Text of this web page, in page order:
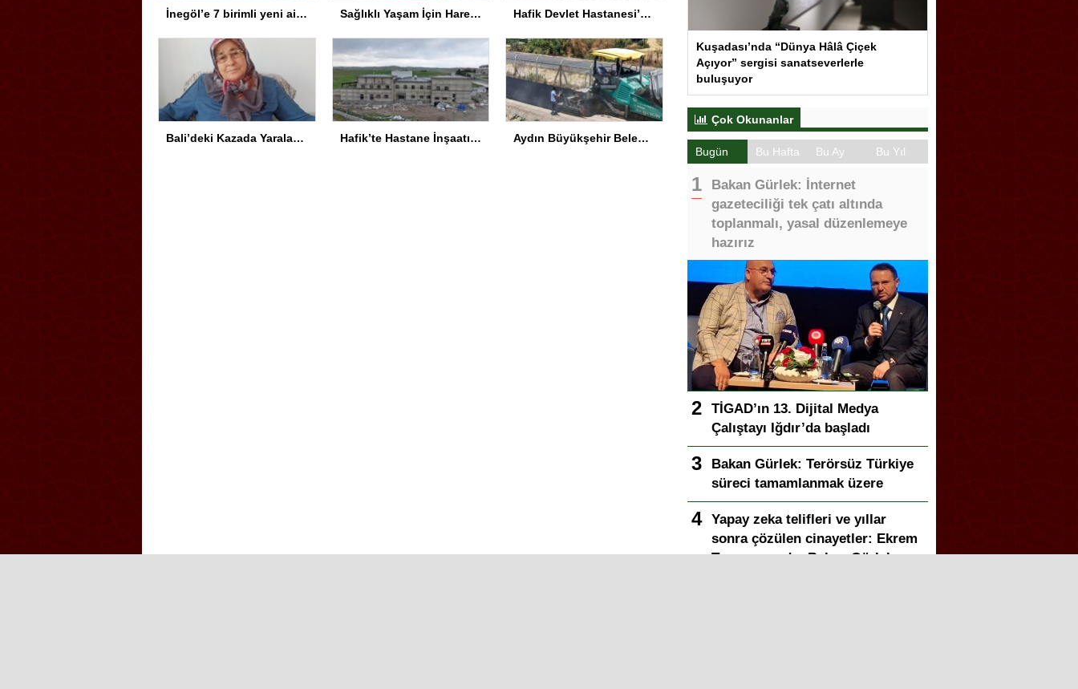
İnegöl’e 7 birimli yeni aile sağlığı merkezi için protokol imzalandı Sağlıklı Yaşam İçin Hareket Yaşı Testleri Hafik Devlet Hastanesi’nde İnşaat Tamamlanıyor
Bali’deki Kazada Yaralanan Genç Türkiye’ye Getirildi Hafik’te Hastane İnşaatı Yüzde 87 Tamamlandı Aydın Büyükşehir Belediyesi, Şehir Hastanesi yolunda çalışmalarını sürdürüyor
Kuşadası’nda “Dünya Hâlâ Çiçek
Açıyor” sergisi sanatseverlerle
buluşuyor
Çok Okunanlar
Bugün Bu Hafta Bu Ay Bu Yıl
Bakan Gürlek: İnternet
gazeteciliği tek çatı altında
toplanmalı, yasal düzenlemeye
hazırız
TİGAD’ın 13. Dijital Medya
Çalıştayı Iğdır’da başladı
Bakan Gürlek: Terörsüz Türkiye
süreci tamamlanmak üzere
Yapay zeka telifleri ve yıllar
sonra çözülen cinayetler: Ekrem
Teymur sordu, Bakan Gürlek